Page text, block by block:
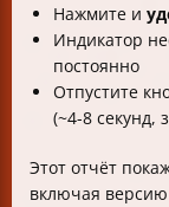
Нажмите и
Индикатор
постоянно
Отпустите
(~4-8 секунд,
Этот отчёт
включая